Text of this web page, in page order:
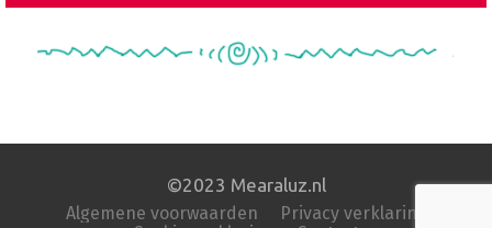
©2023 Mearaluz.nl
Algemene voorwaarden
Privacy verklaring